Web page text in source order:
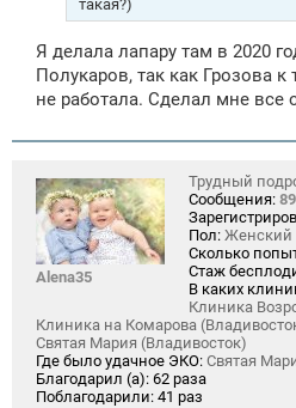
такая?)
Я делала лапару там в 2020
Полукаров, так как Грозова
не работала. Сделал мне все
Alena35
Трудный
Сообщения:
Пол: Женский
Сколько
Стаж
В каких
Клиника
Клиника на Комарова
Святая Мария (Владивосток)
Где было удачное ЭКО: Святая
Благодарил (а): 62 раза
Поблагодарили: 41 раз